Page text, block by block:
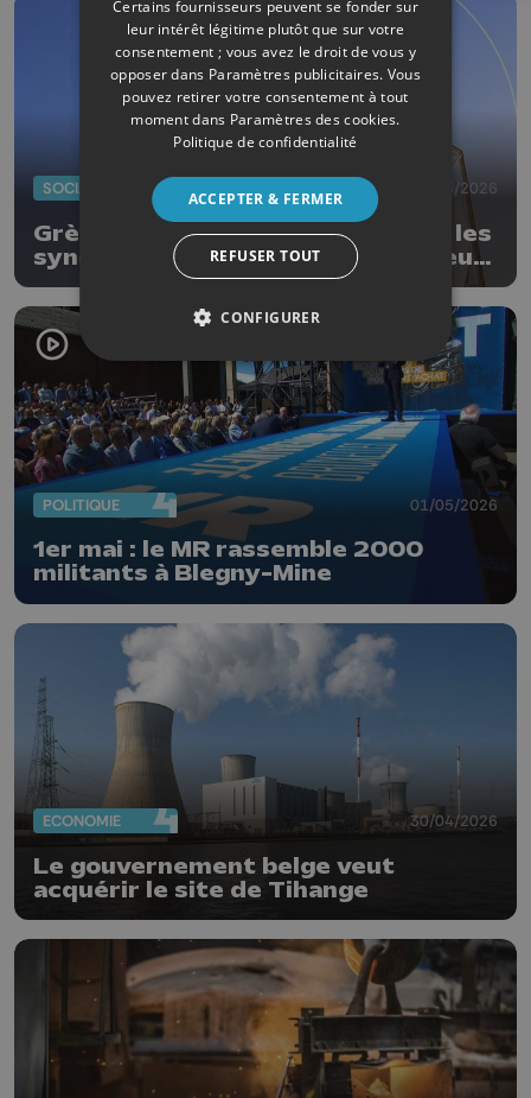
SOCIAL 19/05/2026
Grève chez Air Liquide à Seraing, les
syndicats dénoncent un double jeu
de la direction : « Les travailleurs
n’apprécient pas »
POLITIQUE 01/05/2026
1er mai : le MR rassemble 2000
militants à Blegny-Mine
ECONOMIE 30/04/2026
Le gouvernement belge veut
acquérir le site de Tihange
Certains fournisseurs peuvent se fonder sur
leur intérêt légitime plutôt que sur votre
consentement ; vous avez le droit de vous y
opposer dans Paramètres publicitaires. Vous
pouvez retirer votre consentement à tout
moment dans Paramètres des cookies.
Politique de confidentialité
ACCEPTER & FERMER
REFUSER TOUT
CONFIGURER